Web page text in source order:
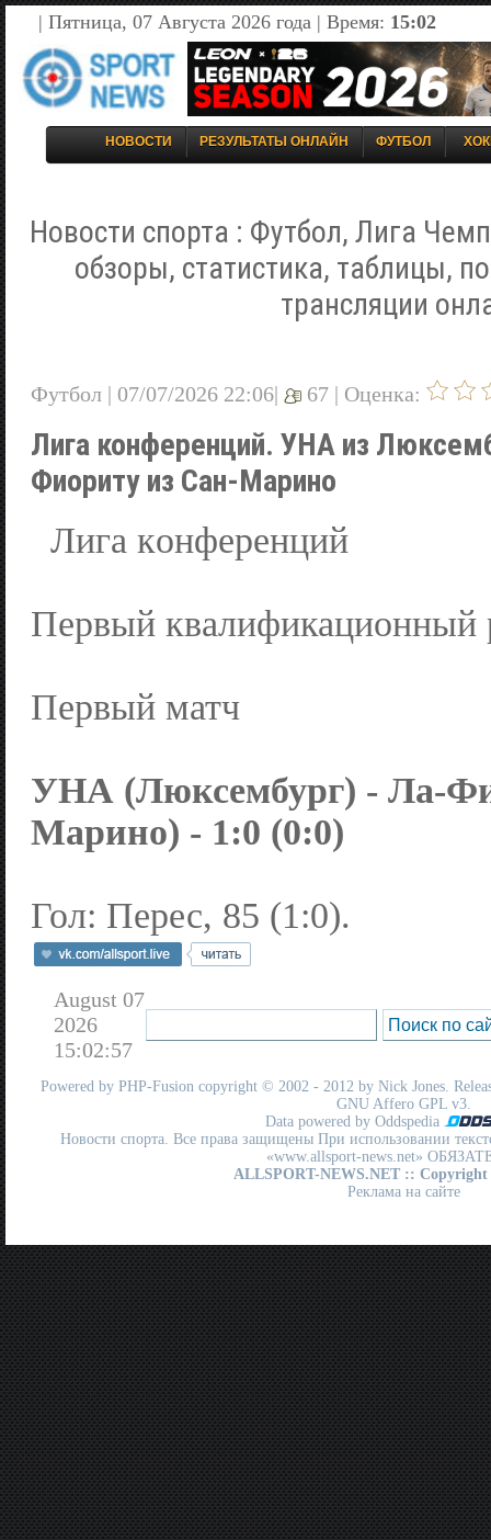
| Пятница, 07 Августа 2026 года | Время: 15:02
НОВОСТИ РЕЗУЛЬТАТЫ ОНЛАЙН ФУТБОЛ
Новости спорта : Футбол, Лига
обзоры, статистика, таблицы,
трансляции
Футбол | 07/07/2026 22:06| 67 | Оценка:
Лига конференций. УНА из
Фиориту из Сан-Марино
Лига кoнференций
Первый квалификационный
Первый матч
УНА (Люксембург) - Ла-
Марино) - 1:0 (0:0)
Гол: Перес, 85 (1:0).
August 07
2026
15:02:57
Powered by PHP-Fusion copyright © 2002 - 2012 by Nick Jones.
GNU Affero GPL v3.
Data powered by Oddspedia
Новости спорта. Все права защищены При использовании
«www.allsport-news.net»
ALLSPORT-NEWS.NET :: Copyright
Реклама на сайте